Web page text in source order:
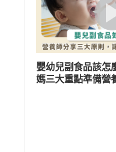
嬰幼兒副食品該怎
媽三大重點準備營